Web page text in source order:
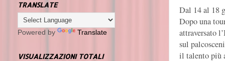
Dal 14 al 18
Dopo una
attraversato
sul
il talento più
TRANSLATE
Powered by Translate
VISUALIZZAZIONI TOTALI